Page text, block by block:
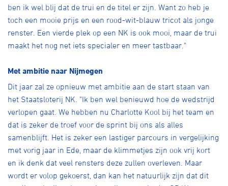
ben ik wel blij dat de trui en de titel er zijn. Want zo heb je
toch een mooie prijs en een rood-wit-blauw tricot als jonge
renster. Een vierde plek op een NK is ook mooi, maar de trui
maakt het nog net iets specialer en meer tastbaar."
Met ambitie naar Nijmegen
Dit jaar zal ze opnieuw met ambitie aan de start staan van
het Staatsloterij NK. "Ik ben wel benieuwd hoe de wedstrijd
verlopen gaat. We hebben nu Charlotte Kool bij het team en
dat is zeker de troef voor de sprint bij ons als alles
samenblijft. Het is zeker een lastiger parcours in vergelijking
met vorig jaar in Ede, maar de klimmetjes zijn ook vrij kort
en ik denk dat veel rensters deze zullen overleven. Maar
wordt er volop gekoerst, dan kan het natuurlijk zijn dat dit